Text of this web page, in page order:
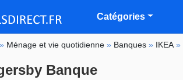
Catégories
» Ménage et vie quotidienne » Banques » IKEA »
Banque